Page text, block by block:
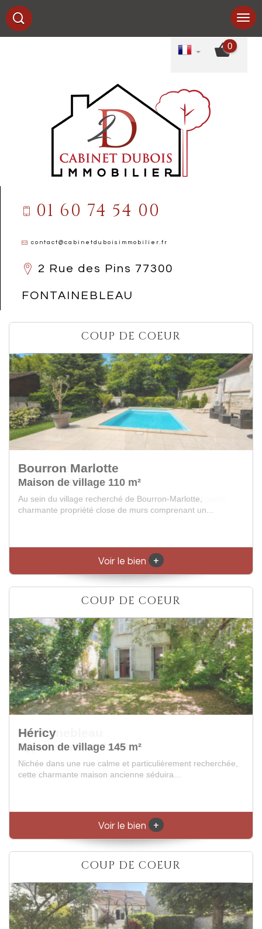
0
01 60 74 54 00
contact@cabinetduboisimmobilier.fr
2 Rue des Pins 77300
FONTAINEBLEAU
COUP DE COEUR
Fontainebleau
Maison 106 m²
Fontainebleau à deux pas du centre ville, cette élégante
maison en pierre a été entièrement rénov...
Voir le bien +
COUP DE COEUR
Fontainebleau
Appartement 47.73 m²
Fontainebleau centre, un havre de paix en plein coeur de
ville. En franchissant un porche vous dé...
Voir le bien +
COUP DE COEUR